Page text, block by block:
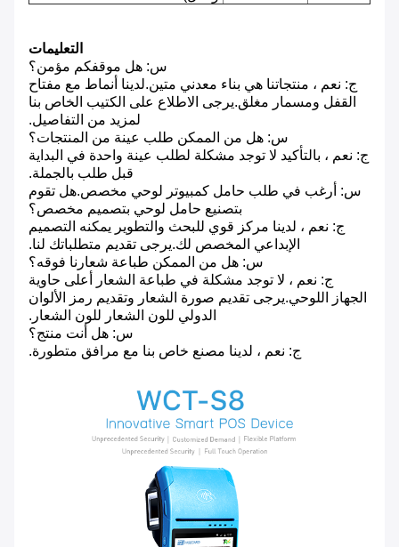
التعليمات
س: هل موقفكم مؤمن؟
ج: نعم ، منتجاتنا هي بناء معدني متين.لدينا أنماط مع مفتاح
القفل ومسمار مغلق.يرجى الاطلاع على الكتيب الخاص بنا
لمزيد من التفاصيل.
س: هل من الممكن طلب عينة من المنتجات؟
ج: نعم ، بالتأكيد لا توجد مشكلة لطلب عينة واحدة في البداية
قبل طلب بالجملة.
س: أرغب في طلب حامل كمبيوتر لوحي مخصص.هل تقوم
بتصنيع حامل لوحي بتصميم مخصص؟
ج: نعم ، لدينا مركز قوي للبحث والتطوير يمكنه التصميم
الإبداعي المخصص لك.يرجى تقديم متطلباتك لنا.
س: هل من الممكن طباعة شعارنا فوقه؟
ج: نعم ، لا توجد مشكلة في طباعة الشعار أعلى حاوية
الجهاز اللوحي.يرجى تقديم صورة الشعار وتقديم رمز الألوان
الدولي للون الشعار للون الشعار.
س: هل أنت منتج؟
ج: نعم ، لدينا مصنع خاص بنا مع مرافق متطورة.